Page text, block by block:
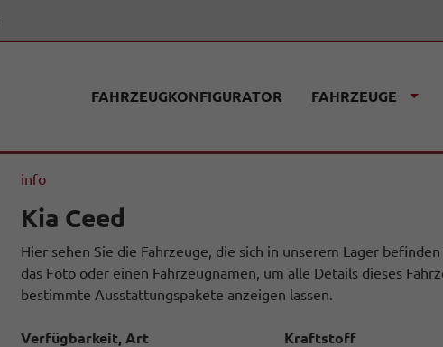
FAHRZEUGKONFIGURATOR FAHRZEUGE
info
Kia Ceed
Hier sehen Sie die Fahrzeuge, die sich in unserem Lager
das Foto oder einen Fahrzeugnamen, um alle Details dieses
bestimmte Ausstattungspakete anzeigen lassen.
Verfügbarkeit, Art Kraftstoff